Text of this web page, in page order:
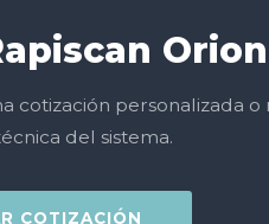
Orion
cotización personalizada o
del sistema.
COTIZACIÓN